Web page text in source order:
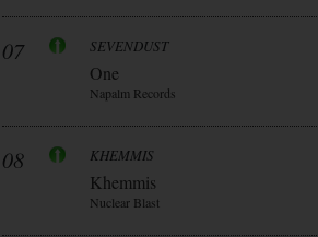
07 SEVENDUST
One
Napalm Records
08 KHEMMIS
Khemmis
Nuclear Blast